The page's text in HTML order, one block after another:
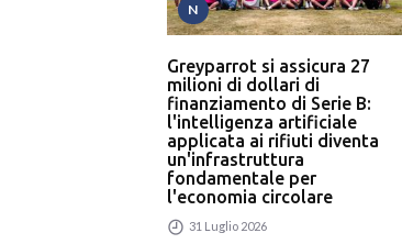
N
Greyparrot si assicura 27
milioni di dollari di
finanziamento di Serie B:
l'intelligenza artificiale
applicata ai rifiuti diventa
un'infrastruttura
fondamentale per
l'economia circolare
31 Luglio 2026